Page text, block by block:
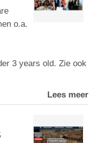
o.a.
3 years old. Zie ook
Lees meer